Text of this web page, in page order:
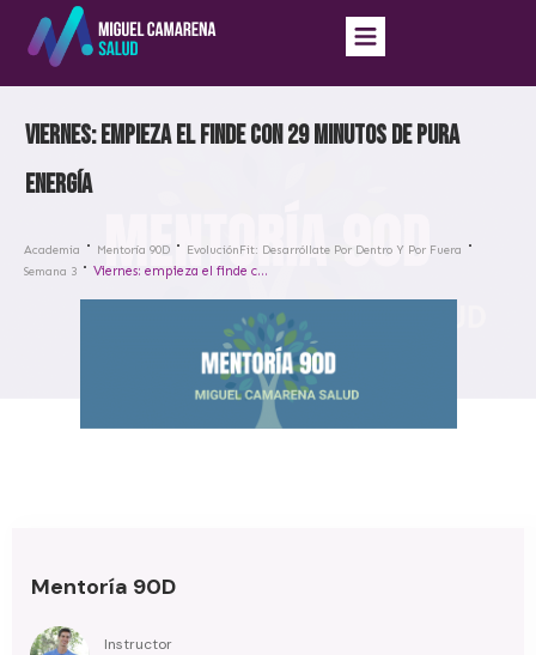
Viernes: empieza el finde con 29 minutos de pura
energía
Academia Mentoría 90D
EvoluciónFit: Desarróllate Por Dentro Y Por Fuera
Semana 3
Viernes: empieza el finde con 29 minutos de pura energía
Mentoría 90D
Instructor